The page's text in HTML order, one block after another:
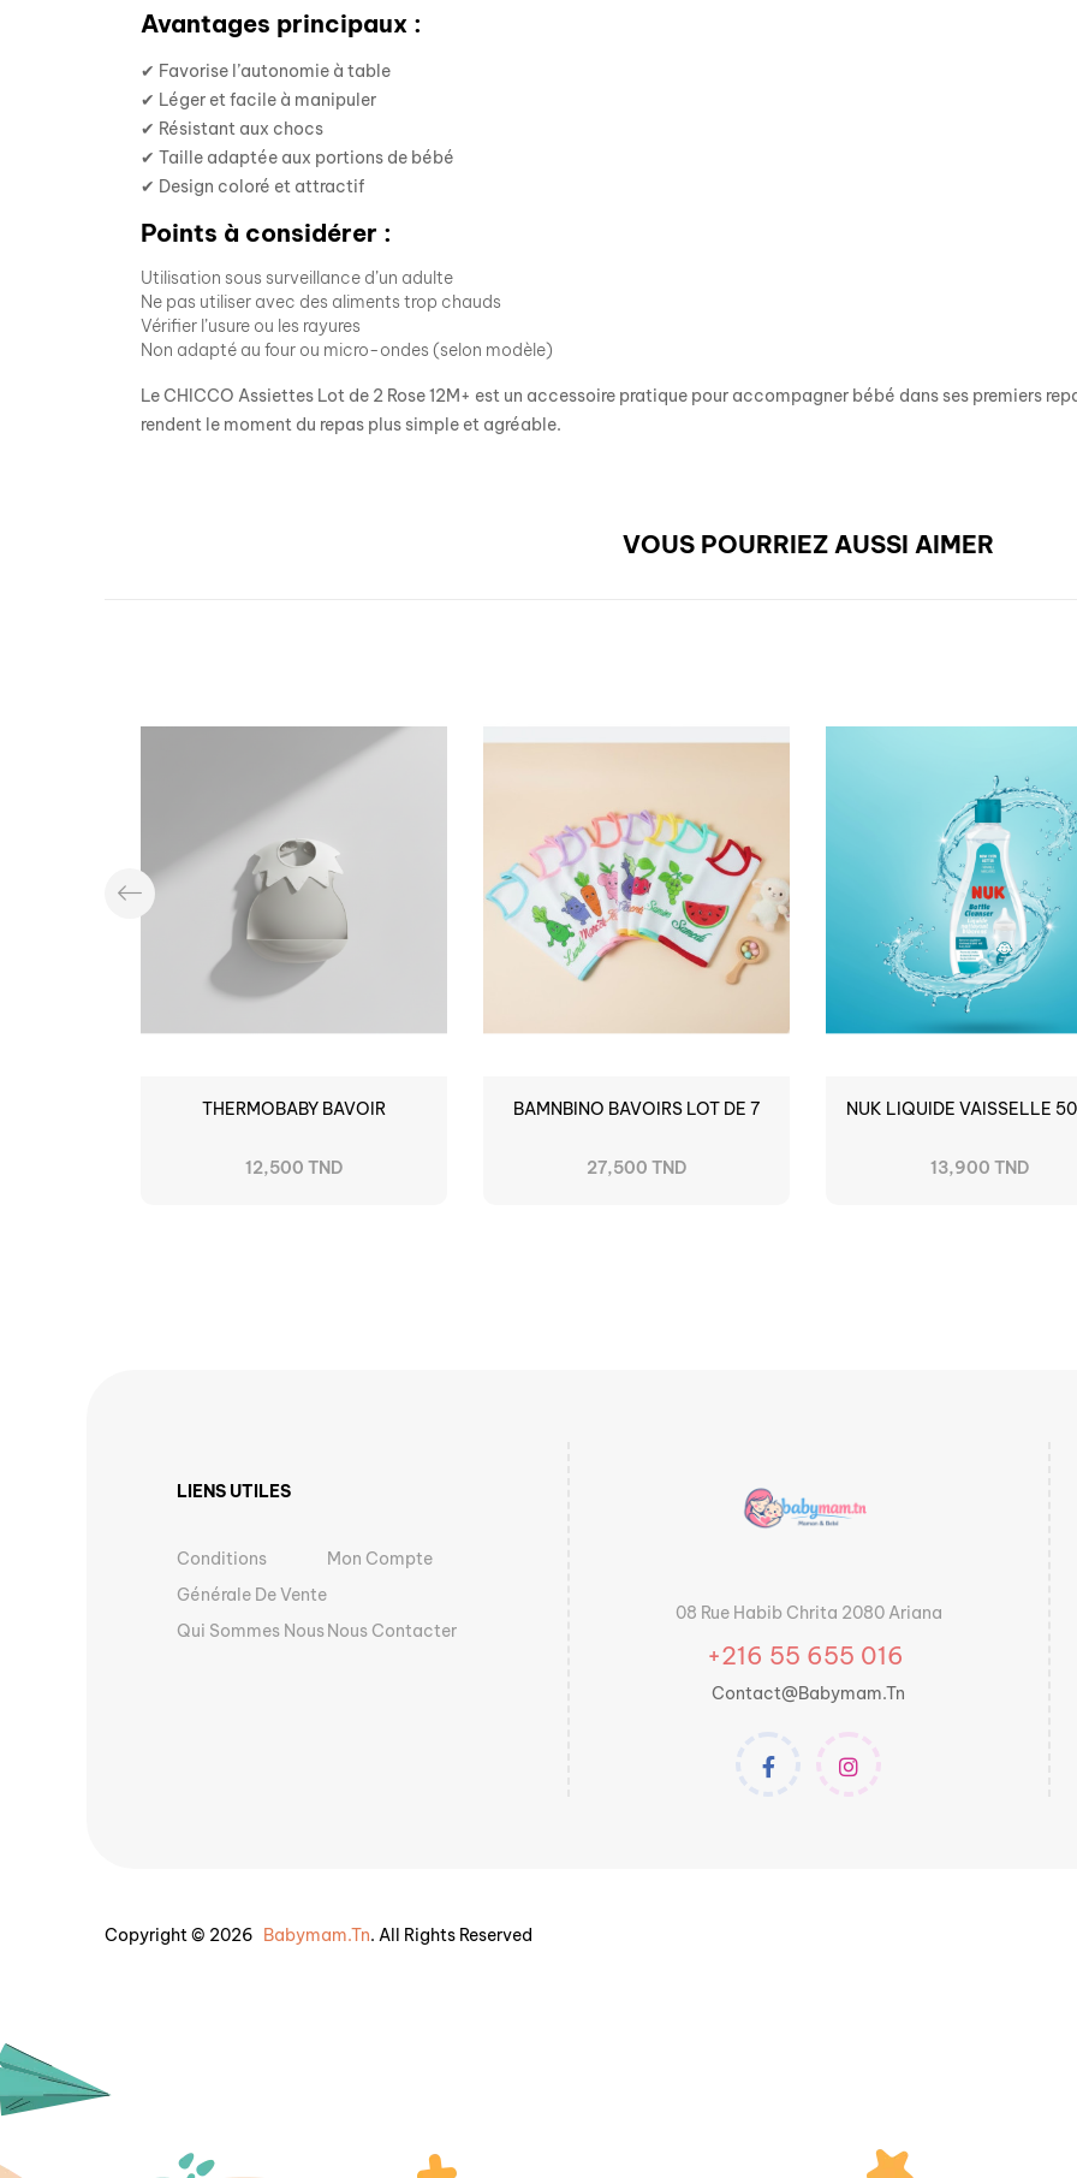
Avantages principaux :
✔ Favorise l’autonomie à table
✔ Léger et facile à manipuler
✔ Résistant aux chocs
✔ Taille adaptée aux portions de bébé
✔ Design coloré et attractif
Points à considérer :
Utilisation sous surveillance d’un adulte
Ne pas utiliser avec des aliments trop chauds
Vérifier l’usure ou les rayures
Non adapté au four ou micro-ondes (selon modèle)
Le CHICCO Assiettes Lot de 2 Rose 12M+ est un accessoire pratique pour accompagner bébé dans ses premiers
rendent le moment du repas plus simple et agréable.
VOUS POURRIEZ AUSSI AIMER
THERMOBABY BAVOIR
12,500 TND
BAMNBINO BAVOIRS LOT DE 7
27,500 TND
NUK LIQUIDE VAISSELLE
13,900 TND
LIENS UTILES
Conditions
Générale De Vente
Mon Compte
Qui Sommes NousNous Contacter
08 Rue Habib Chrita 2080 Ariana
+216 55 655 016
Contact@babymam.tn
Copyright © 2026 Babymam.tn. All Rights Reserved